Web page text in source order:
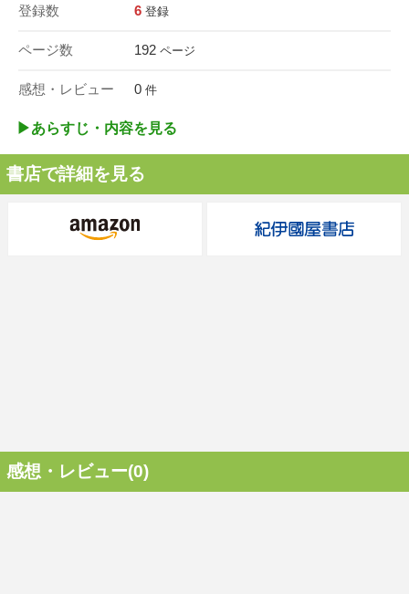
登録数 6 登録
ページ数 192 ページ
感想・レビュー 0 件
▶︎あらすじ・内容を見る
書店で詳細を見る
感想・レビュー(0)